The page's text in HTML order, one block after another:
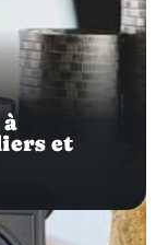
et